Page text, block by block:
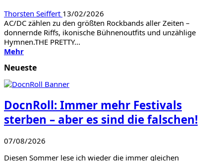
Thorsten Seiffert 13/02/2026
AC/DC zählen zu den größten Rockbands aller Zeiten –
donnernde Riffs, ikonische Bühnenoutfits und unzählige
Hymnen.THE PRETTY...
MehrMehr
über
Fotos:
AC/DC
THE
PRETTY
RECKLESS
Neueste
DocnRoll: Immer mehr Festivals
sterben – aber es sind die falschen!
07/08/2026
Diesen Sommer lese ich wieder die immer gleichen